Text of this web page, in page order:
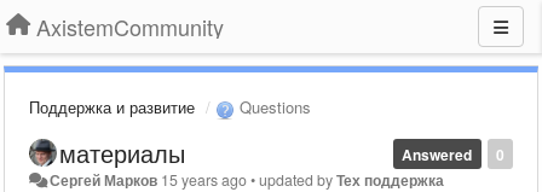
AxistemCommunity
Поддержка и развитие Questions
0
Answered
материалы
Сергей Марков 15 years ago•updated byТех поддержка